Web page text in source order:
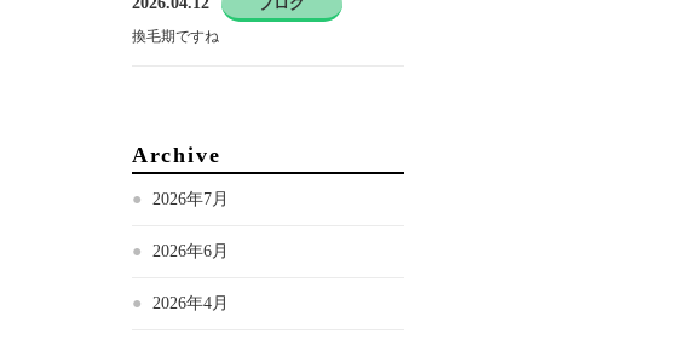
換毛期ですね
Archive
2026年7月
2026年6月
2026年4月